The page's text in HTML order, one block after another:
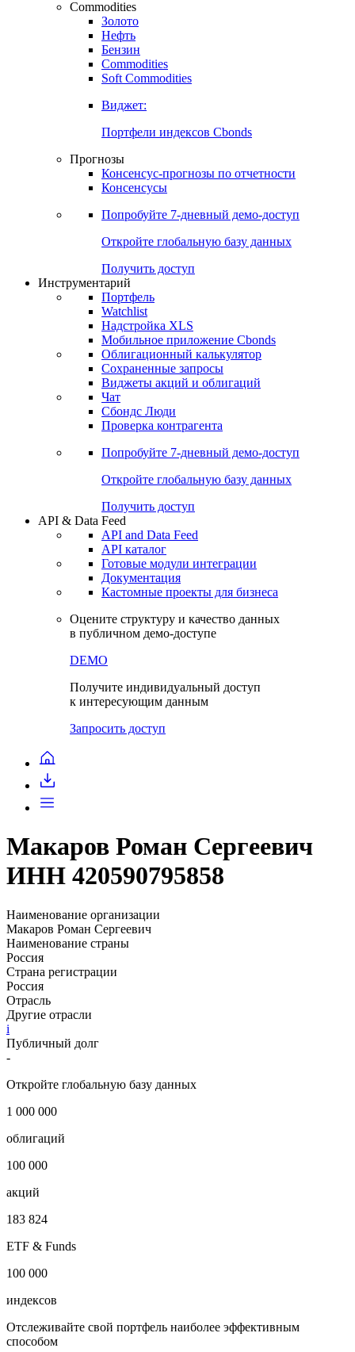
Commodities
Золото
Нефть
Бензин
Commodities
Soft Commodities
Виджет:
Портфели индексов Cbonds
Прогнозы
Консенсус-прогнозы по отчетности
Консенсусы
Попробуйте 7-дневный демо-доступ
Откройте глобальную базу данных
Получить доступ
Инструментарий
Портфель
Watchlist
Надстройка XLS
Мобильное приложение Cbonds
Облигационный калькулятор
Сохраненные запросы
Виджеты акций и облигаций
Чат
Сбондс Люди
Проверка контрагента
Попробуйте 7-дневный демо-доступ
Откройте глобальную базу данных
Получить доступ
API & Data Feed
API and Data Feed
API каталог
Готовые модули интеграции
Документация
Кастомные проекты для бизнеса
Оцените структуру и качество данных
в публичном демо-доступе
DEMO
Получите индивидуальный доступ
к интересующим данным
Запросить доступ
Макаров Роман Сергеевич
ИНН 420590795858
Наименование организации
Макаров Роман Сергеевич
Наименование страны
Россия
Страна регистрации
Россия
Отрасль
Другие отрасли
i
Публичный долг
-
Откройте глобальную базу данных
1 000 000
облигаций
100 000
акций
183 824
ETF & Funds
100 000
индексов
Отслеживайте свой портфель наиболее эффективным
способом